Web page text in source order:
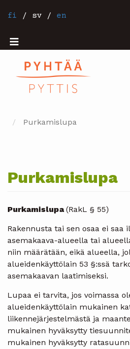
tillfi / sv / en
Mobiilivalikko
Purkamislupa
Purkamislupa
Purkamislupa(RakL § 55)
Rakennusta tai sen osaa ei
asemakaava-alueella tai
niin määrätään, eikä alueella,
alueidenkäyttölain 53 §:ssä
asemakaavan laatimiseksi.
Lupaa ei tarvita, jos voimassa
alueidenkäyttölain mukainen
liikennejärjestelmästä ja
mukainen hyväksytty
mukainen hyväksytty